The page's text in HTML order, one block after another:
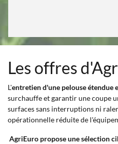
Les offres
L'entretien d'une pelouse étendue
surchauffe et garantir une coupe
surfaces sans interruptions ni
opérationnelle réduite de
AgriEuro propose une sélection